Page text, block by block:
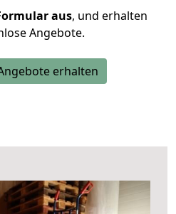
aus, und erhalten
Angebote.
erhalten